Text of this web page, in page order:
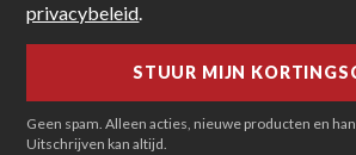
privacybeleid.
Geen spam. Alleen acties, nieuwe producten en
Uitschrijven kan altijd.